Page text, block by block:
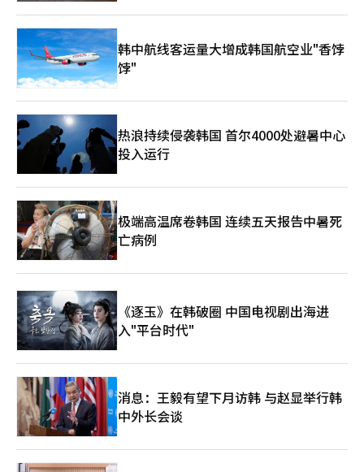
任将会降到谷底"。财政经济计划委员会在野党干事裴俊英表
轻人正在受苦，这算什么税制正常化呢？"并表示，"税制改革方案
将提交国会，但需要修改11个法案，涉及多达115项税收减免，国
民的税收优惠将减少，因此会仔细审查"。赵正勋议员对政府的税
制改革方案表示，"试图用增税掩盖供应失败"，并批评称，"这是
没有原则的拼凑税制，政府自己推翻承诺，破坏了国民的信任"。
朴成勋议员表示，"房地产税制改革的核心是增税和分化。通过分
化国民，把有房者妖魔化，并在这个过程中谋取政治利益"，并表
示，"我们将重新执政，恢复李在明政府错误的税制改革"。※ 本
报道经人工智能（AI）系统翻译与编辑。
韩中航线客运量大增成韩国航空业"香饽
饽"
热浪持续侵袭韩国 首尔4000处避暑中心
投入运行
极端高温席卷韩国 连续五天报告中暑死
亡病例
《逐玉》在韩破圈 中国电视剧出海进
入"平台时代"
消息：王毅有望下月访韩 与赵显举行韩
中外长会谈